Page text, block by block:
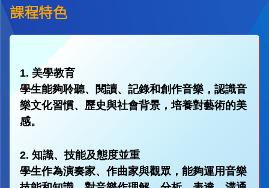
課程特色
1. 美學教育
學生能夠聆聽、閱讀、記錄和創作音樂，認識音
樂文化習慣、歷史與社會背景，培養對藝術的美
感。
2. 知識、技能及態度並重
學生作為演奏家、作曲家與觀眾，能夠運用音樂